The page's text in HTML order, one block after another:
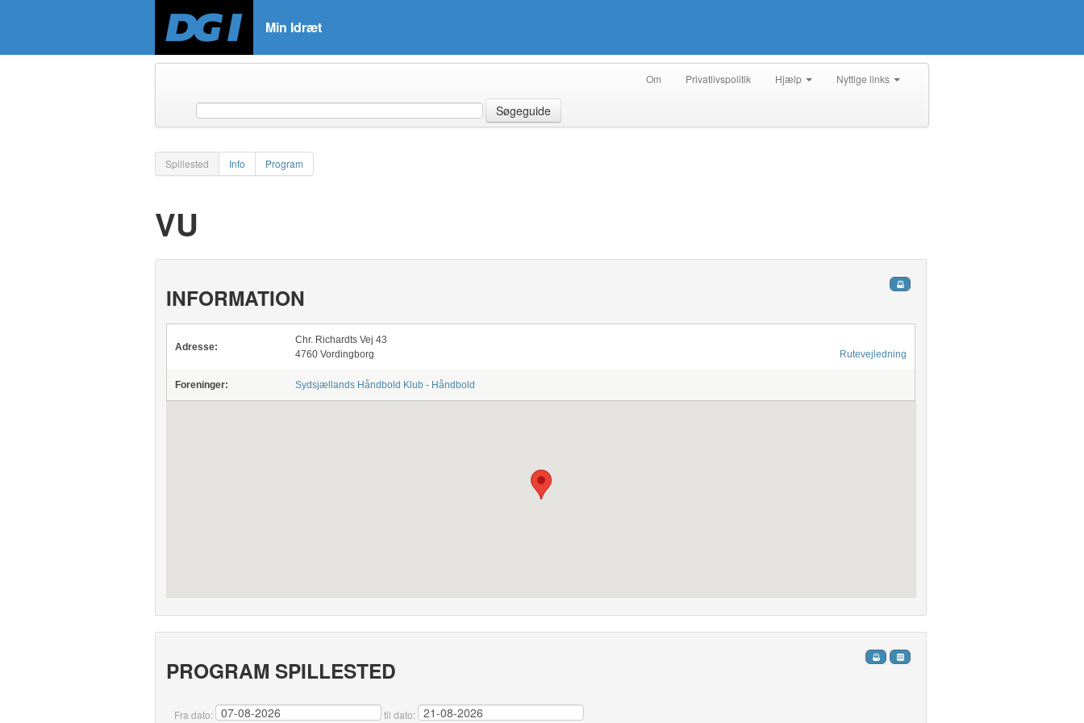
Min Idræt
Om Privatlivspolitik Hjælp Nyttige links
Søgeguide
Spillested Info Program
VU
INFORMATION
Adresse:
Chr. Richardts Vej 43
4760 Vordingborg
Rutevejledning
Foreninger: Sydsjællands Håndbold Klub - Håndbold
PROGRAM SPILLESTED
Fra dato: til dato: